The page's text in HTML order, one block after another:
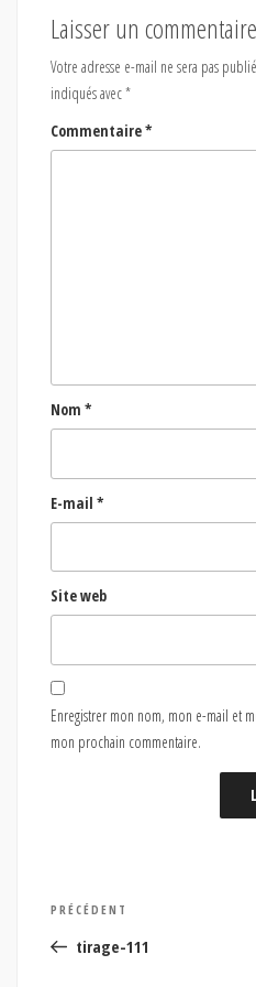
Laisser un commentaire
Votre adresse e-mail ne sera pas
indiqués avec*
Commentaire*
Nom *
E-mail *
Site web
Enregistrer mon nom, mon e-mail et
mon prochain commentaire.
Navigation
de
Article
précédent
PRÉCÉDENT
tirage-111